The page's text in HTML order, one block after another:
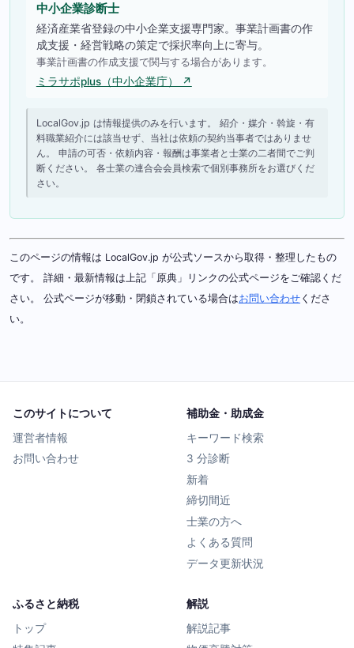
中小企業診断士
経済産業省登録の中小企業支援専門家。事業計画書の作
成支援・経営戦略の策定で採択率向上に寄与。
事業計画書の作成支援で関与する場合があります。
ミラサポplus（中小企業庁） ↗
LocalGov.jp は情報提供のみを行います。 紹介・媒介・斡旋・有
料職業紹介には該当せず、当社は依頼の契約当事者ではありませ
ん。 申請の可否・依頼内容・報酬は事業者と士業の二者間でご判
断ください。 各士業の連合会会員検索で個別事務所をお選びくだ
さい。
このページの情報は LocalGov.jp が公式ソースから取得・整理したもの
です。 詳細・最新情報は上記「原典」リンクの公式ページをご確認くだ
さい。 公式ページが移動・閉鎖されている場合はお問い合わせ くださ
い。
このサイトについて
運営者情報
お問い合わせ
補助金・助成金
キーワード検索
3 分診断
新着
締切間近
士業の方へ
よくある質問
データ更新状況
ふるさと納税
トップ
解説
解説記事